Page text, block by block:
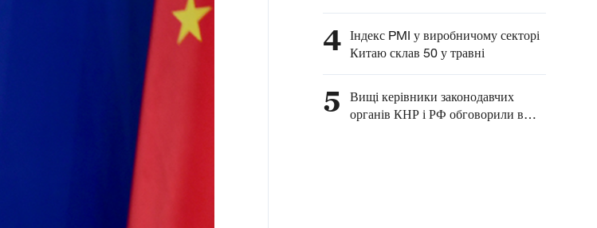
китайських дітей
4 Індекс PMI у виробничому секторі
Китаю склав 50 у травні
5
Вищі керівники законодавчих
органів КНР і РФ обговорили в